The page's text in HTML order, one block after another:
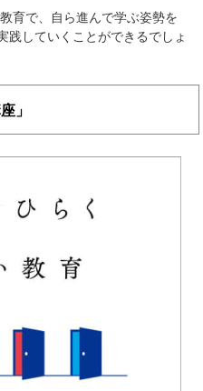
育で、自ら進んで学ぶ姿勢を
践していくことができるでしょ
」